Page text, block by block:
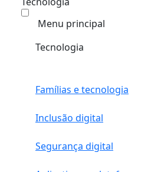
Menu principal
Tecnologia
Famílias e tecnologia
Inclusão digital
Segurança digital